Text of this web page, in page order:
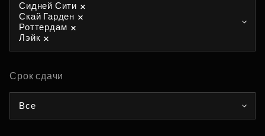
Сидней Сити
Скай Гарден
Роттердам
Лэйк
Срок сдачи
Все